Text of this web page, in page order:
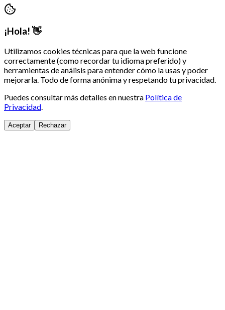
¡Hola! 👋
Utilizamos cookies técnicas para que la web funcione
correctamente (como recordar tu idioma preferido) y
herramientas de análisis para entender cómo la usas y poder
mejorarla. Todo de forma anónima y respetando tu privacidad.
Puedes consultar más detalles en nuestra Política de
Privacidad.
Aceptar Rechazar